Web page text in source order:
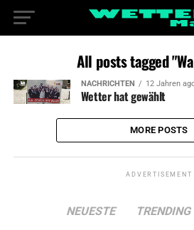
All posts tagged
NACHRICHTEN 12 Jahren
Wetter hat gewählt
MORE POSTS
ADVERTISEMENT
NEUESTE TRENDING